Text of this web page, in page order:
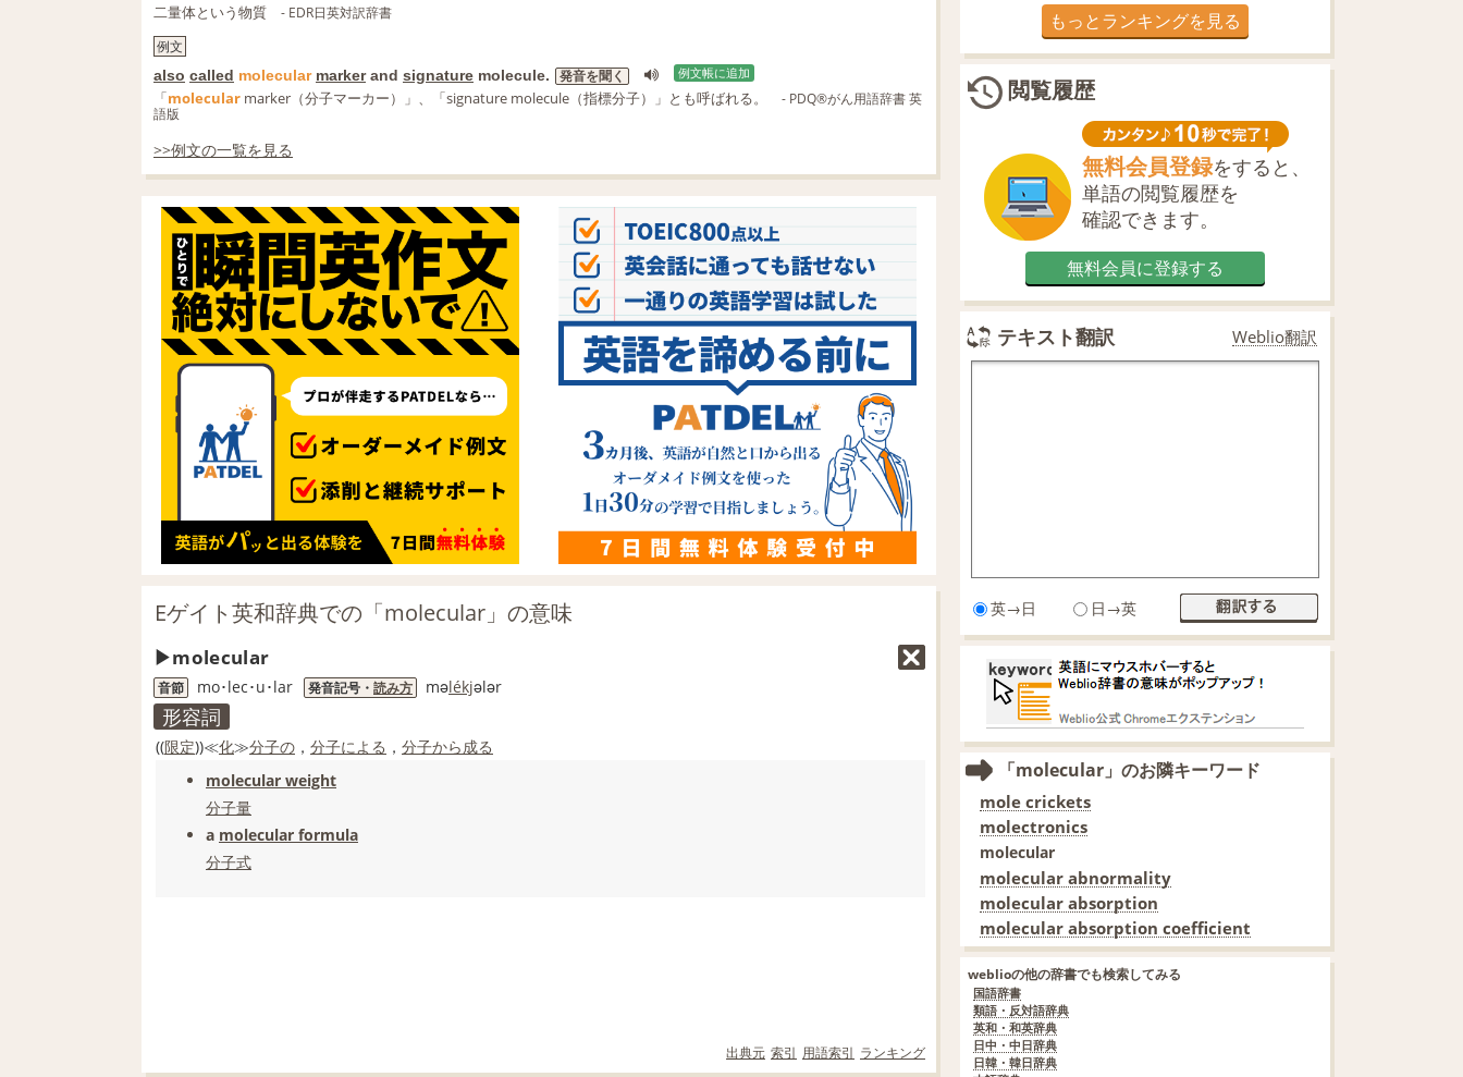
二量体という物質
- EDR日英対訳辞書
例文
also called molecular markerand signature molecule. 発音を聞く 例文帳に追加
「molecular marker（分子マーカー）」、「signature molecule（指標分子）」とも呼ばれる。
- PDQ®がん用語辞書 英
語版
>>例文の一覧を見る
Eゲイト英和辞典での「molecular」の意味
molecular
音節 mo･lec･u･lar 発音記号・ 読み方 məlekjələr
形容詞
((限定))≪化≫分子の ， 分子による ， 分子から成る
molecular weight
分子量
a molecular formula
分子式
出典元 索引 用語索引 ランキング
もっとランキングを見る
閲覧履歴
無料会員登録をすると、
単語の閲覧履歴を
確認できます。
無料会員に登録する
テキスト翻訳 Weblio翻訳
英→日 日→英
「molecular」のお隣キーワード
mole crickets
molectronics
molecular
molecular abnormality
molecular absorption
molecular absorption coefficient
weblioの他の辞書でも検索してみる
国語辞書
類語・反対語辞典
英和・和英辞典
日中・中日辞典
日韓・韓日辞典